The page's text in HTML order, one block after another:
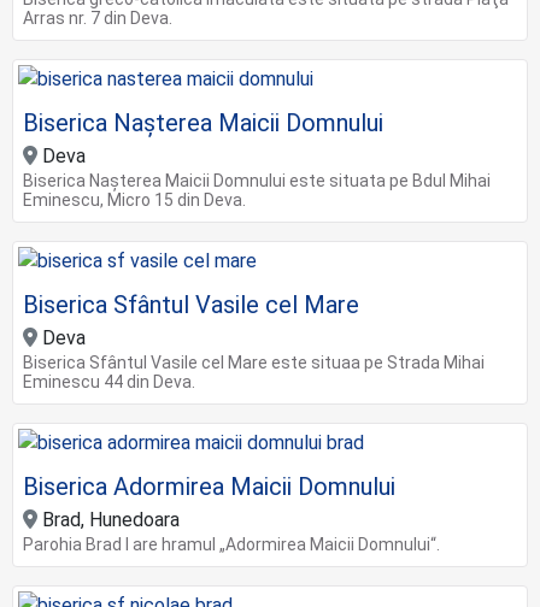
Arras nr. 7 din Deva.
Biserica Nașterea Maicii Domnului
Deva
Biserica Nașterea Maicii Domnului este situata pe Bdul Mihai
Eminescu, Micro 15 din Deva.
Biserica Sfântul Vasile cel Mare
Deva
Biserica Sfântul Vasile cel Mare este situaa pe Strada Mihai
Eminescu 44 din Deva.
Biserica Adormirea Maicii Domnului
Brad, Hunedoara
Parohia Brad I are hramul „Adormirea Maicii Domnului“.